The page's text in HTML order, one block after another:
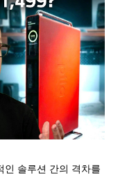
인 솔루션 간의 격차를